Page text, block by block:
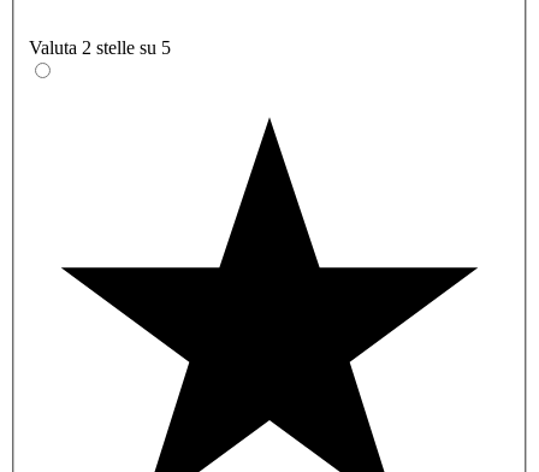
Valuta 2 stelle su 5